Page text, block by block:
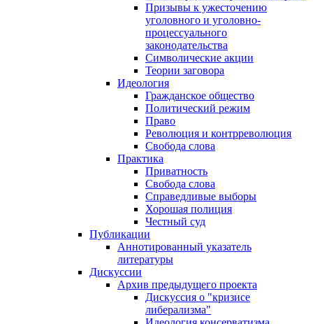
Призывы к ужесточению
уголовного и уголовно-
процессуального
законодательства
Символические акции
Теории заговора
Идеология
Гражданское общество
Политический режим
Право
Революция и контрреволюция
Свобода слова
Практика
Приватность
Свобода слова
Справедливые выборы
Хорошая полиция
Честный суд
Публикации
Аннотированный указатель
литературы
Дискуссии
Архив предыдущего проекта
Дискуссия о "кризисе
либерализма"